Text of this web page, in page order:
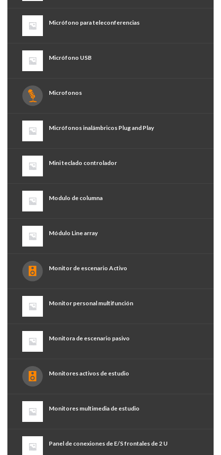
Micrófono para teleconferencias
Micrófono USB
Microfonos
Micrófonos inalámbricos Plug and Play
Mini teclado controlador
Modulo de columna
Módulo Line array
Monitor de escenario Activo
Monitor personal multifunción
Monitora de escenario pasivo
Monitores activos de estudio
Monitores multimedia de estudio
Panel de conexiones de E/S frontales de 2 U